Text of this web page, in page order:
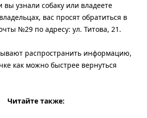
вы узнали собаку или владеете
вас просят обратиться в
№29 по адресу: ул. Титова, 21.
распространить информацию,
как можно быстрее вернуться
Читайте также: